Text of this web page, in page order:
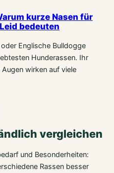
kurze Nasen für
bedeuten
Englische Bulldogge
Hunderassen. Ihr
wirken auf viele
vergleichen
und Besonderheiten:
Rassen besser